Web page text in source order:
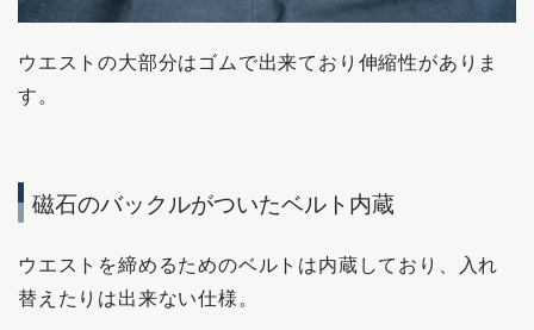
ウエストの大部分はゴムで出来ており伸縮性がありま
す。
磁石のバックルがついたベルト内蔵
ウエストを締めるためのベルトは内蔵しており、入れ
替えたりは出来ない仕様。